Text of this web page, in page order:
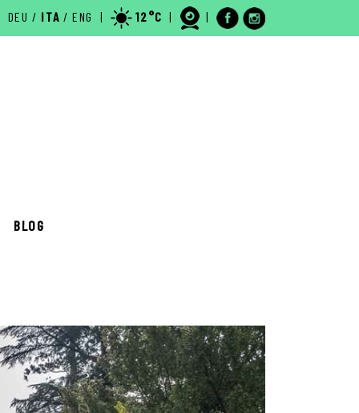
DEU / ITA / ENG | 12°C | |
BLOG